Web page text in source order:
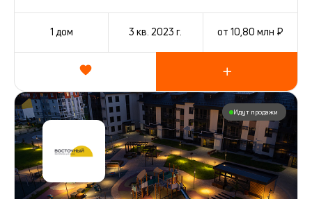
1 дом 3 кв. 2023 г. от 10,80 млн ₽
Идут продажи